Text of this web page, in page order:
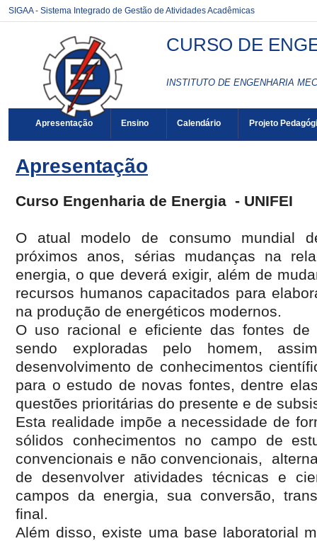
SIGAA - Sistema Integrado de Gestão de Atividades Acadêmicas
CURSO DE
INSTITUTO DE ENGENHARIA
Apresentação Ensino Calendário Projeto
Apresentação
Curso Engenharia de Energia - UNIFEI
O atual modelo de consumo mundial
próximos anos, sérias mudanças na
energia, o que deverá exigir, além de
recursos humanos capacitados para
na produção de energéticos modernos.
O uso racional e eficiente das fontes de
sendo exploradas pelo homem,
desenvolvimento de conhecimentos
para o estudo de novas fontes, dentre
questões prioritárias do presente e de
Esta realidade impõe a necessidade de
sólidos conhecimentos no campo de
convencionais e não convencionais,
de desenvolver atividades técnicas e
campos da energia, sua conversão,
final.
Além disso, existe uma base laboratorial